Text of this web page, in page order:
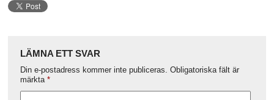
LÄMNA ETT SVAR
Din e-postadress kommer inte publiceras. Obligatoriska fält är
märkta *